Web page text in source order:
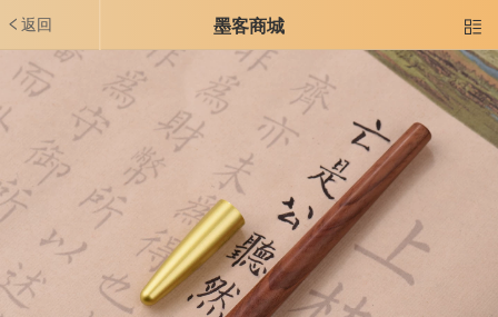
返回 墨客商城 